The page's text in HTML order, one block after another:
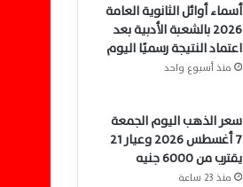
أسماء أوائل الثانوية العامة
2026 بالشعبة الأدبية بعد
اعتماد النتيجة رسميًا اليوم
منذ أسبوع واحد
سعر الذهب اليوم الجمعة
7 أغسطس 2026 وعيار 21
يقترب من 6000 جنيه
منذ 23 ساعة